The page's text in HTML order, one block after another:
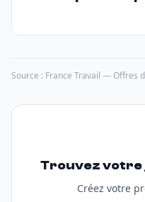
Source : France Travail — Offres
Trouvez votre
Créez votre